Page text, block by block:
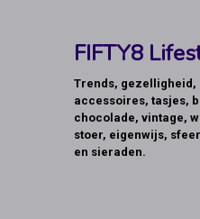
FIFTY8
Trends, gezelligheid,
accessoires, tasjes,
chocolade, vintage,
stoer, eigenwijs,
en sieraden.